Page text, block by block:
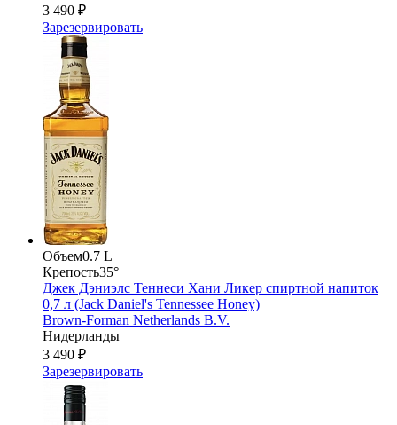
3 490 ₽
Зарезервировать
Объем0.7 L
Крепость35°
Джек Дэниэлс Теннеси Хани Ликер спиртной напиток
0,7 л (Jack Daniel's Tennessee Honey)
Brown-Forman Netherlands B.V.
Нидерланды
3 490 ₽
Зарезервировать